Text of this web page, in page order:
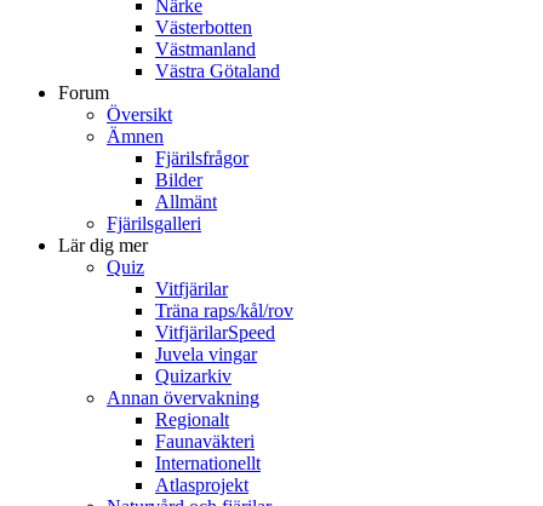
Närke
Västerbotten
Västmanland
Västra Götaland
Forum
Översikt
Ämnen
Fjärilsfrågor
Bilder
Allmänt
Fjärilsgalleri
Lär dig mer
Quiz
Vitfjärilar
Träna raps/kål/rov
VitfjärilarSpeed
Juvela vingar
Quizarkiv
Annan övervakning
Regionalt
Faunaväkteri
Internationellt
Atlasprojekt